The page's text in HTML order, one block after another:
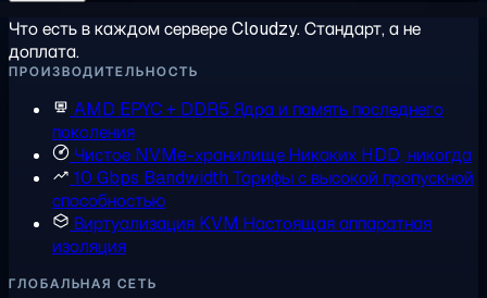
Что есть в каждом сервере Cloudzy. Стандарт, а не
доплата.
ПРОИЗВОДИТЕЛЬНОСТЬ
AMD EPYC + DDR5 Ядра и память последнего
поколения
Чистое NVMe-хранилищеНикаких HDD, никогда
10 Gbps Bandwidth Тарифы с высокой пропускной
способностью
Виртуализация KVM Настоящая аппаратная
изоляция
ГЛОБАЛЬНАЯ СЕТЬ